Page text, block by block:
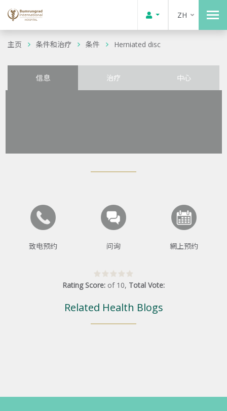
ZH
主页 条件和治疗 条件 Herniated disc
信息 治疗 中心
致电预约 问询 網上预约
Rating Score: of 10, Total Vote:
Related Health Blogs